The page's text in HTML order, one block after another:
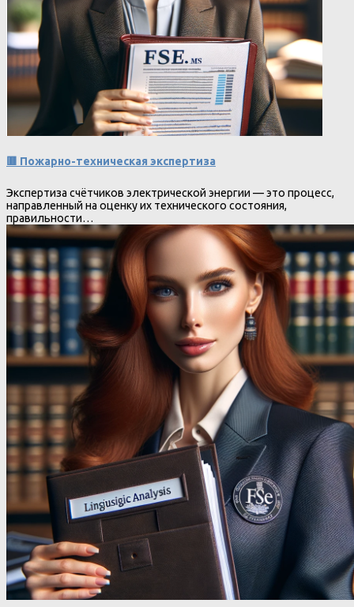
🟥 Пожарно-техническая экспертиза
Экспертиза счётчиков электрической энергии — это процесс,
направленный на оценку их технического состояния,
правильности…